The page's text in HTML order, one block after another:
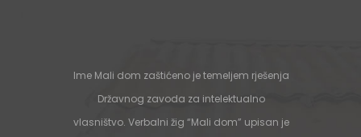
Ime Mali dom zaštićeno je temeljem rješenja
Državnog zavoda za intelektualno
vlasništvo. Verbalni žig “Mali dom” upisan je